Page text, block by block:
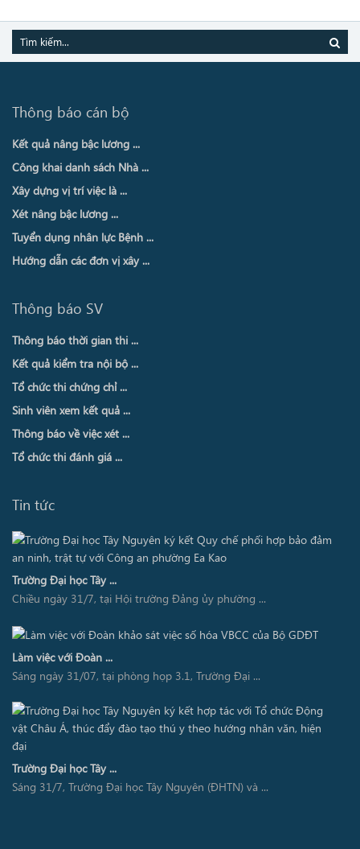
Thông báo cán bộ
Kết quả nâng bậc lương ...
Công khai danh sách Nhà ...
Xây dựng vị trí việc là ...
Xét nâng bậc lương ...
Tuyển dụng nhân lực Bệnh ...
Hướng dẫn các đơn vị xây ...
Thông báo SV
Thông báo thời gian thi ...
Kết quả kiểm tra nội bộ ...
Tổ chức thi chứng chỉ ...
Sinh viên xem kết quả ...
Thông báo về việc xét ...
Tổ chức thi đánh giá ...
Tin tức
Trường Đại học Tây ...
Chiều ngày 31/7, tại Hội trường Đảng ủy phường ...
Làm việc với Đoàn ...
Sáng ngày 31/07, tại phòng họp 3.1, Trường Đại ...
Trường Đại học Tây ...
Sáng 31/7, Trường Đại học Tây Nguyên (ĐHTN) và ...